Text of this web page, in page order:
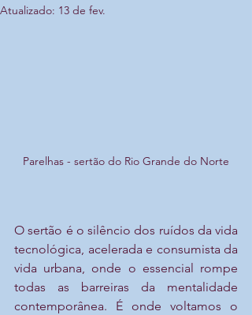
Atualizado: 13 de fev.
Parelhas - sertão do Rio Grande do Norte
O sertão é o silêncio dos ruídos da vida
tecnológica, acelerada e consumista da
vida urbana, onde o essencial rompe
todas as barreiras da mentalidade
contemporânea. É onde voltamos o